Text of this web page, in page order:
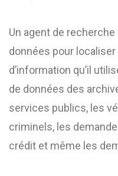
Un agent de
données pour
d’information qu’il
de données des
services publics, les
criminels, les
crédit et même les